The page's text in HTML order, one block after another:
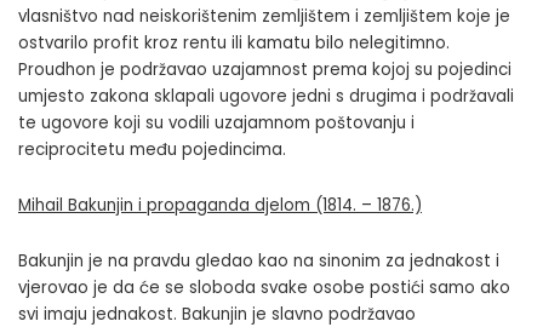
vlasništvo nad neiskorištenim zemljištem i zemljištem koje je
ostvarilo profit kroz rentu ili kamatu bilo nelegitimno.
Proudhon je podržavao uzajamnost prema kojoj su pojedinci
umjesto zakona sklapali ugovore jedni s drugima i podržavali
te ugovore koji su vodili uzajamnom poštovanju i
reciprocitetu među pojedincima.
Mihail Bakunjin i propaganda djelom (1814. – 1876.)
Bakunjin je na pravdu gledao kao na sinonim za jednakost i
vjerovao je da će se sloboda svake osobe postići samo ako
svi imaju jednakost. Bakunjin je slavno podržavao